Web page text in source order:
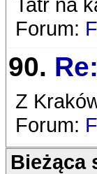
Forum:
90.
Z
Forum:
Bieżąca